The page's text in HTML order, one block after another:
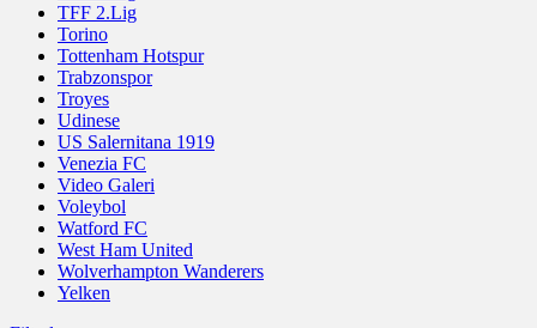
TFF 2.Lig
Torino
Tottenham Hotspur
Trabzonspor
Troyes
Udinese
US Salernitana 1919
Venezia FC
Video Galeri
Voleybol
Watford FC
West Ham United
Wolverhampton Wanderers
Yelken